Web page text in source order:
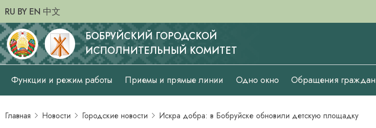
RU BY EN 中文
БОБРУЙСКИЙ ГОРОДСКОЙ
ИСПОЛНИТЕЛЬНЫЙ КОМИТЕТ
Основная
навигация
Функции и режим работы Приемы и прямые линии Одно окно Обращения граждан
Главная Новости Городские новости Искра добра: в Бобруйске обновили детскую площадку